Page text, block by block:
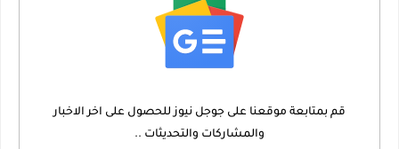
قم بمتابعة موقعنا على جوجل نيوز للحصول على اخر الاخبار
والمشاركات والتحديثات ..